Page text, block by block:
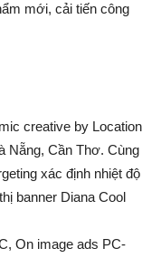
mới, cải tiến công
creative by Location
Nẵng, Cần Thơ. Cùng
xác định nhiệt độ
banner Diana Cool
On image ads PC-